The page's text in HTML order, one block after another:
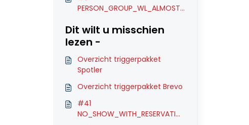
PERSON_GROUP_WL_ALMOST
Dit wilt u misschien
lezen -
Overzicht triggerpakket
Spotler
Overzicht triggerpakket Brevo
#41
NO_SHOW_WITH_RESERVATIO